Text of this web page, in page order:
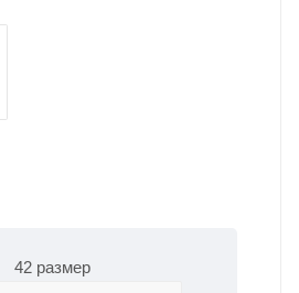
42 размер